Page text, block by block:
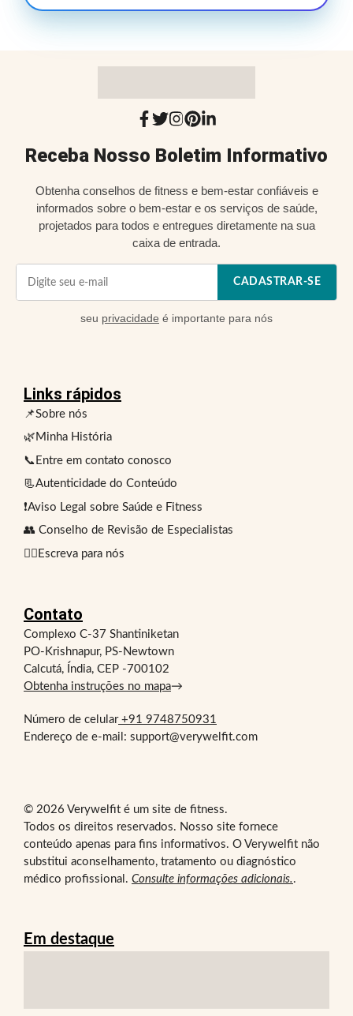
Receba Nosso Boletim Informativo
Obtenha conselhos de fitness e bem-estar confiáveis e
informados sobre o bem-estar e os serviços de saúde,
projetados para todos e entregues diretamente na sua
caixa de entrada.
CADASTRAR-SE
seu privacidade é importante para nós
Links rápidos
📌Sobre nós
🌿Minha História
📞Entre em contato conosco
📃Autenticidade do Conteúdo
❗Aviso Legal sobre Saúde e Fitness
👥 Conselho de Revisão de Especialistas
✍🏻Escreva para nós
Contato
Complexo C-37 Shantiniketan
PO-Krishnapur, PS-Newtown
Calcutá, Índia, CEP -700102
Obtenha instruções no mapa→
Número de celular+91 9748750931
Endereço de e-mail: support@verywelfit.com
© 2026 Verywelfit é um site de fitness.
Todos os direitos reservados. Nosso site fornece
conteúdo apenas para fins informativos. O Verywelfit não
substitui aconselhamento, tratamento ou diagnóstico
médico profissional. Consulte informações adicionais. .
Em destaque